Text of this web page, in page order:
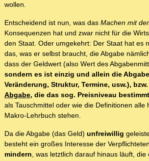
wollen.
Entscheidend ist nun, was das Machen mit
Konsequenzen hat und zwar nicht für die
den Staat. Oder umgekehrt: Der Staat hat es
das, was er selbst braucht, die Abgabe
dass der Geldwert (also Wert des
sondern es ist einzig und allein die
Veränderung, Struktur, Termine, usw.),
Abgabe, die das sog. Preisniveau bestimmt
als Tauschmittel oder wie die Definitionen alle
Makro-Lehrbuch stehen.
Da die Abgabe (das Geld) unfreiwillig
besteht ein großes Interesse der
mindern, was letztlich darauf hinaus läuft, die